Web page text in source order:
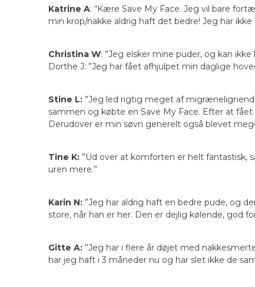
Katrine A: “Kære Save My Face. Jeg vil bare
min krop/nakke aldrig haft det bedre! Jeg har
Christina W: ”Jeg elsker mine puder, og kan ikke
Dorthe J: ”Jeg har fået afhjulpet min daglige
Stine L: ”Jeg led rigtig meget af
sammen og købte en Save My Face. Efter at
Derudover er min søvn generelt også blevet
Tine K: ”Ud over at komforten er helt fantastisk,
uren mere.”
Karin N: ”Jeg har aldrig haft en bedre pude, og
store, når han er her. Den er dejlig kølende, god
Gitte A: ”Jeg har i flere år døjet med
har jeg haft i 3 måneder nu og har slet ikke de